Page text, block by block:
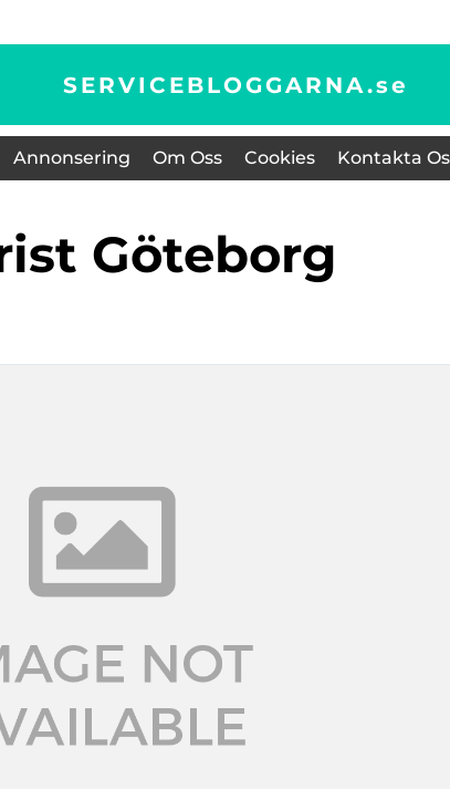
SERVICEBLOGGARNA.se
Annonsering Om Oss Cookies Kontakta
Göteborg